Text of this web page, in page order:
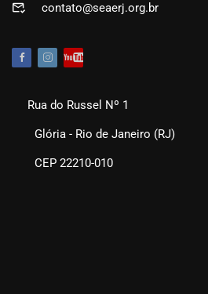
contato@seaerj.org.br
Rua do Russel Nº 1
Glória - Rio de Janeiro (RJ)
CEP 22210-010